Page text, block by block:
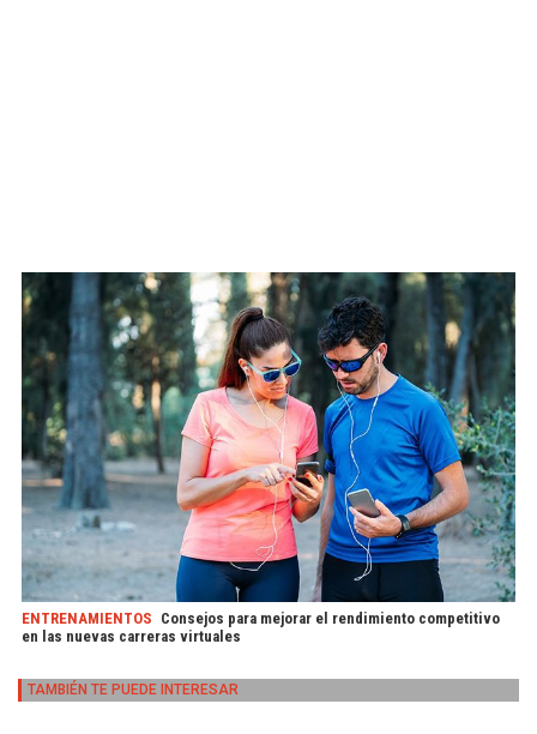
ENTRENAMIENTOS Consejos para mejorar el rendimiento competitivo
en las nuevas carreras virtuales
TAMBIÉN TE PUEDE INTERESAR